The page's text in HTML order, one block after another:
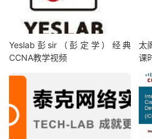
Yeslab彭sir（彭定学）经典
CCNA教学视频
太
课